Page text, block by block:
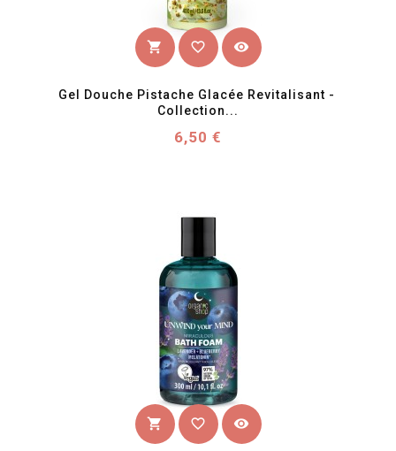
shopping_cart favorite_border visibility
Gel Douche Pistache Glacée Revitalisant -
Collection...
Prix
6,50 €
shopping_cart favorite_border visibility